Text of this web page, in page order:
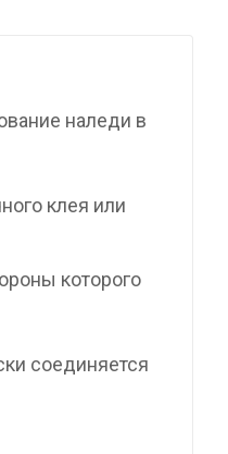
наледи в
клея или
которого
соединяется